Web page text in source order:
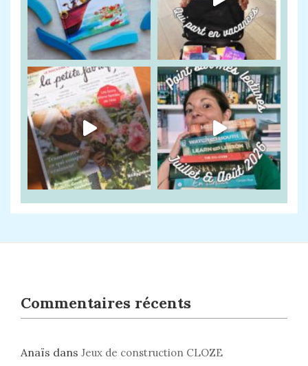
Commentaires récents
Anaïs dans Jeux de construction CLOZE